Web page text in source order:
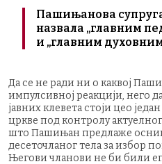
Пашињанова
назвала „главним
и „главним
Да се не ради ни о каквој
импулсивној реакцији, него
јавних клевета стоји цео
цркве под контролу
што Пашињан предлаже
десеточланог тела за избор
Његови чланови не би били